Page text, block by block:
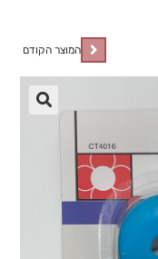
המוצר הקודם